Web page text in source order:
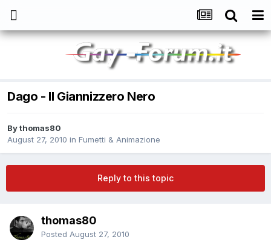
Dago - Il Giannizzero Nero
Bythomas80
August 27, 2010 in Fumetti & Animazione
Reply to this topic
thomas80
Posted August 27, 2010